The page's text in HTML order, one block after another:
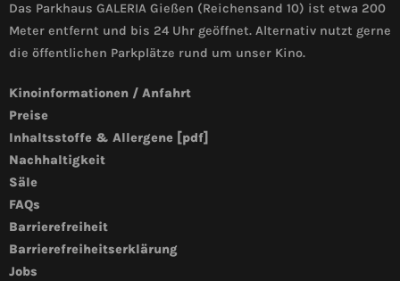
Das Parkhaus GALERIA Gießen (Reichensand 10) ist etwa 200
Meter entfernt und bis 24 Uhr geöffnet. Alternativ nutzt gerne
die öffentlichen Parkplätze rund um unser Kino.
Kinoinformationen / Anfahrt
Preise
Inhaltsstoffe & Allergene [pdf]
Nachhaltigkeit
Säle
FAQs
Barrierefreiheit
Barrierefreiheitserklärung
Jobs